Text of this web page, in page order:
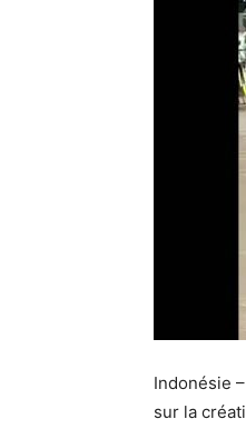
Indonésie
sur la